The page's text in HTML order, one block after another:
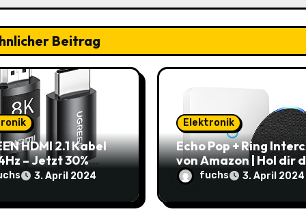
Beitrag
HDMI 2.1 Kabel
– Jetzt 30%
Nur 7,69€ statt
3. April 2024
Elektronik
Echo Pop + Ring
von Amazon | Hol dir
smarte Zuhause zum
Schnäppchenpreis!
fuchs 3. April 2024